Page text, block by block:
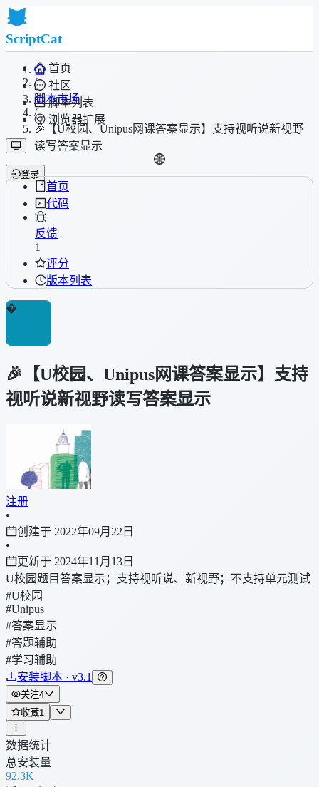
ScriptCat
首页
社区
脚本列表
浏览器扩展
登录
/
脚本市场
/
🎉【U校园、Unipus网课答案显示】支持视听说新视野
读写答案显示
首页
代码
反馈
1
评分
版本列表
�
🎉【U校园、Unipus网课答案显示】支持
视听说新视野读写答案显示
注册
•
创建于 2022年09月22日
•
更新于 2024年11月13日
U校园题目答案显示；支持视听说、新视野；不支持单元测试
#U校园
#Unipus
#答案显示
#答题辅助
#学习辅助
安装脚本 · v3.1
关注4
收藏1
数据统计
总安装量
92.3K